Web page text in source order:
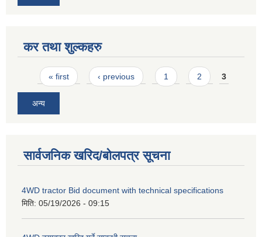
कर तथा शुल्कहरु
Pages
« first ‹ previous 1 2 3
अन्य
सार्वजनिक खरिद/बोलपत्र सूचना
4WD tractor Bid document with technical specifications
मिति: 05/19/2026 - 09:15